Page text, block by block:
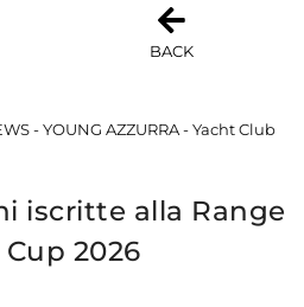
BACK
iscritte alla Range
2026